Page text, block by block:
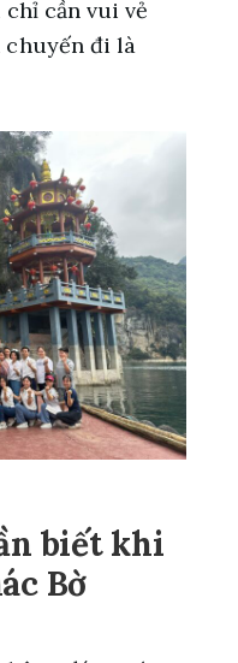
cần vui vẻ
chuyến đi là
biết khi
Bờ